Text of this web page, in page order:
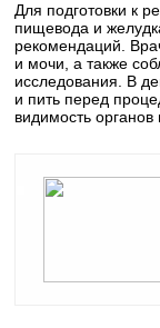
Для подготовки к
пищевода и
рекомендаций.
и мочи, а также
исследования. В
и пить перед
видимость органов